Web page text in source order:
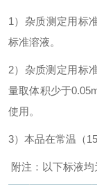
1 ）杂质测定用标
标准溶液。
2）杂质测定用标
量取体积少于
使用。
3）本品在常温（
附注：以下标液均